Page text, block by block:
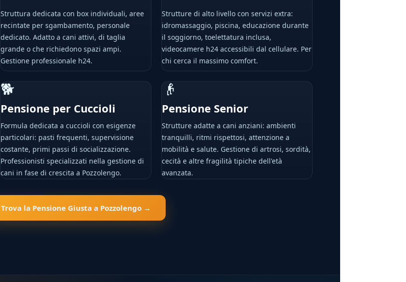
Struttura dedicata con box individuali, aree
recintate per sgambamento, personale
dedicato. Adatto a cani attivi, di taglia
grande o che richiedono spazi ampi.
Gestione professionale h24.
Strutture di alto livello con servizi extra:
idromassaggio, piscina, educazione durante
il soggiorno, toelettatura inclusa,
videocamere h24 accessibili dal cellulare. Per
chi cerca il massimo comfort.
🐕
Pensione per Cuccioli
Formula dedicata a cuccioli con esigenze
particolari: pasti frequenti, supervisione
costante, primi passi di socializzazione.
Professionisti specializzati nella gestione di
cani in fase di crescita a Pozzolengo.
👴
Pensione Senior
Strutture adatte a cani anziani: ambienti
tranquilli, ritmi rispettosi, attenzione a
mobilità e salute. Gestione di artrosi, sordità,
cecità e altre fragilità tipiche dell'età
avanzata.
Trova la Pensione Giusta a Pozzolengo →